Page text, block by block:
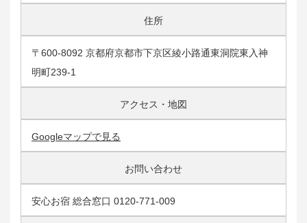
住所
〒600-8092 京都府京都市下京区綾小路通東洞院東入神
明町239-1
アクセス・地図
Googleマップで見る
お問い合わせ
安心お宿 総合窓口 0120-771-009